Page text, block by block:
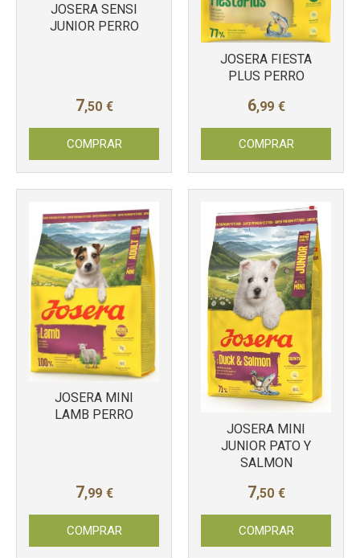
JOSERA SENSI
JUNIOR PERRO
7,50 €
COMPRAR
JOSERA FIESTA
PLUS PERRO
6,99 €
COMPRAR
JOSERA MINI
LAMB PERRO
7,99 €
COMPRAR
JOSERA MINI
JUNIOR PATO Y
SALMON
7,50 €
COMPRAR
Más info Más info
Más info